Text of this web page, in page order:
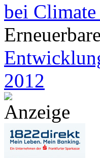
bei Climate
2012
Anzeige